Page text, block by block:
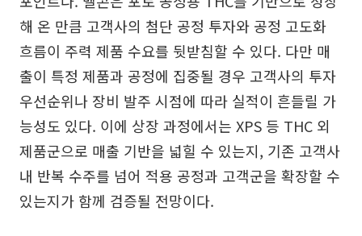
해 온 만큼 고객사의 첨단 공정 투자와 공정 고도화
흐름이 주력 제품 수요를 뒷받침할 수 있다. 다만 매
출이 특정 제품과 공정에 집중될 경우 고객사의 투자
우선순위나 장비 발주 시점에 따라 실적이 흔들릴 가
능성도 있다. 이에 상장 과정에서는 XPS 등 THC 외
제품군으로 매출 기반을 넓힐 수 있는지, 기존 고객사
내 반복 수주를 넘어 적용 공정과 고객군을 확장할 수
있는지가 함께 검증될 전망이다.